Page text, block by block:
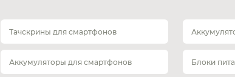
Тачскрины для смартфонов
Аккумуляторы для смартфонов Блоки